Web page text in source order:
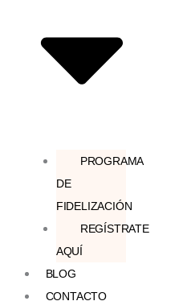
PROGRAMA
DE
FIDELIZACIÓN
REGÍSTRATE
AQUÍ
BLOG
CONTACTO